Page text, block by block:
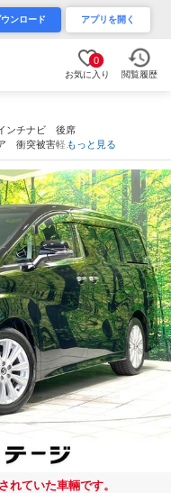
ウンロード アプリを開く
0
お気に入り 閲覧履歴
ンチナビ 後席
衝突被害軽減
スマートキー
もっと見る
れていた車輛です。